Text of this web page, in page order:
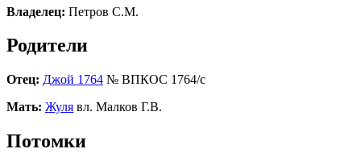
Владелец: Петров С.М.
Родители
Отец: Джой 1764 № ВПКОС 1764/с
Мать: Жуля вл. Малков Г.В.
Потомки